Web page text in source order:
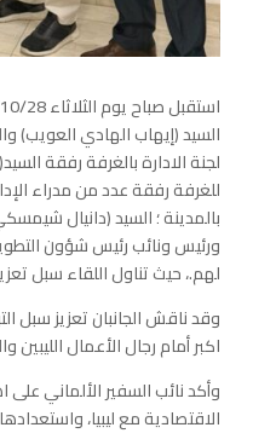
السيد (إيهاب الهادي العويب)
لجنة الادارة بالغرفة رفقة
للغرفة رفقة عدد من مدراء
بالمدينة ؛ السيد (دانيال
ورئيس ونائب رئيس شؤون
لهم.، حيث تناول اللقاء سبل
وقد ناقش الجانبان تعزيز سبل
اكبر أمام رجال الأعمال الليبين
وأكد نائب السفير الألماني على
الاقتصادية مع ليبيا،